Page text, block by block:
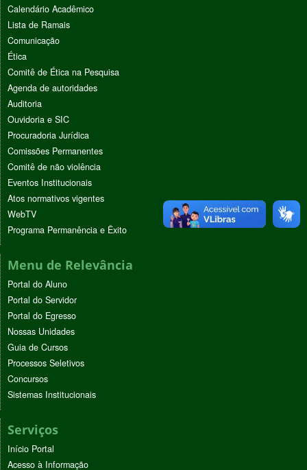
Calendário Acadêmico
Lista de Ramais
Comunicação
Ética
Comitê de Ética na Pesquisa
Agenda de autoridades
Auditoria
Ouvidoria e SIC
Procuradoria Jurídica
Comissões Permanentes
Comitê de não violência
Eventos Institucionais
Atos normativos vigentes
WebTV
Programa Permanência e Êxito
Menu de Relevância
Portal do Aluno
Portal do Servidor
Portal do Egresso
Nossas Unidades
Guia de Cursos
Processos Seletivos
Concursos
Sistemas Institucionais
Serviços
Início Portal
Acesso à Informação